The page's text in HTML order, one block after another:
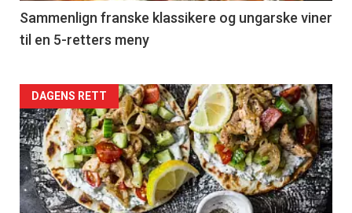
5
Sammenlign franske klassikere og ungarske viner
til en 5-retters meny
Forsiden
akkurat
nå
-
DAGENS RETT